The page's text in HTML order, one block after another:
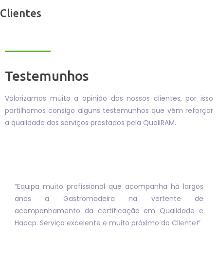
Clientes
Testemunhos
Valorizamos muito a opinião dos nossos clientes, por isso
partilhamos consigo alguns testemunhos que vêm reforçar
a qualidade dos serviços prestados pela QualiRAM.
“Equipa muito profissional que acompanha hà largos
anos a Gastromadeira na vertente de
acompanhamento da certificação em Qualidade e
Haccp. Serviço excelente e muito próximo do Cliente!”